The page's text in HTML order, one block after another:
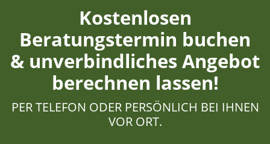
Kostenlosen
Beratungstermin buchen
& unverbindliches Angebot
berechnen lassen!
PER TELEFON ODER PERSÖNLICH BEI IHNEN
VOR ORT.